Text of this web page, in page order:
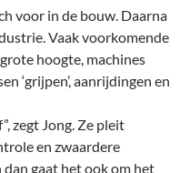
voor in de bouw. Daarna
Vaak voorkomende
hoogte, machines
‘grijpen’, aanrijdingen en
zegt Jong. Ze pleit
en zwaardere
gaat het ook om het